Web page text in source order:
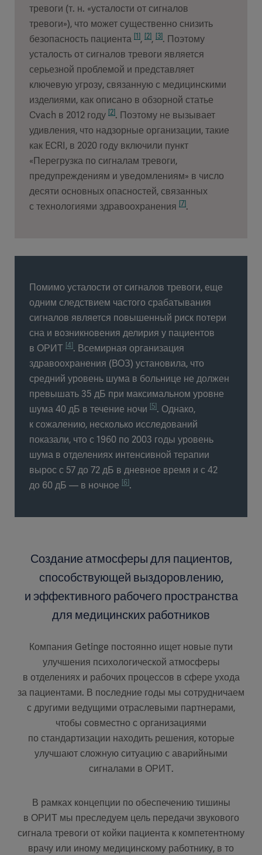
тревоги (т. н. «усталости от сигналов
тревоги»), что может существенно снизить
безопасность пациента [1], [2], [3]. Поэтому
усталость от сигналов тревоги является
серьезной проблемой и представляет
ключевую угрозу, связанную с медицинскими
изделиями, как описано в обзорной статье
Cvach в 2012 году [2]. Поэтому не вызывает
удивления, что надзорные организации, такие
как ECRI, в 2020 году включили пункт
«Перегрузка по сигналам тревоги,
предупреждениям и уведомлениям» в число
десяти основных опасностей, связанных
с технологиями здравоохранения [7].
Помимо усталости от сигналов тревоги, еще
одним следствием частого срабатывания
сигналов является повышенный риск потери
сна и возникновения делирия у пациентов
в ОРИТ [4]. Всемирная организация
здравоохранения (ВОЗ) установила, что
средний уровень шума в больнице не должен
превышать 35 дБ при максимальном уровне
шума 40 дБ в течение ночи [5]. Однако,
к сожалению, несколько исследований
показали, что с 1960 по 2003 годы уровень
шума в отделениях интенсивной терапии
вырос с 57 до 72 дБ в дневное время и с 42
до 60 дБ — в ночное [6].
Создание атмосферы для пациентов,
способствующей выздоровлению,
и эффективного рабочего пространства
для медицинских работников
Компания Getinge постоянно ищет новые пути
улучшения психологической атмосферы
в отделениях и рабочих процессов в сфере ухода
за пациентами. В последние годы мы сотрудничаем
с другими ведущими отраслевыми партнерами,
чтобы совместно с организациями
по стандартизации находить решения, которые
улучшают сложную ситуацию с аварийными
сигналами в ОРИТ.
В рамках концепции по обеспечению тишины
в ОРИТ мы преследуем цель передачи звукового
сигнала тревоги от койки пациента к компетентному
врачу или иному медицинскому работнику, в то